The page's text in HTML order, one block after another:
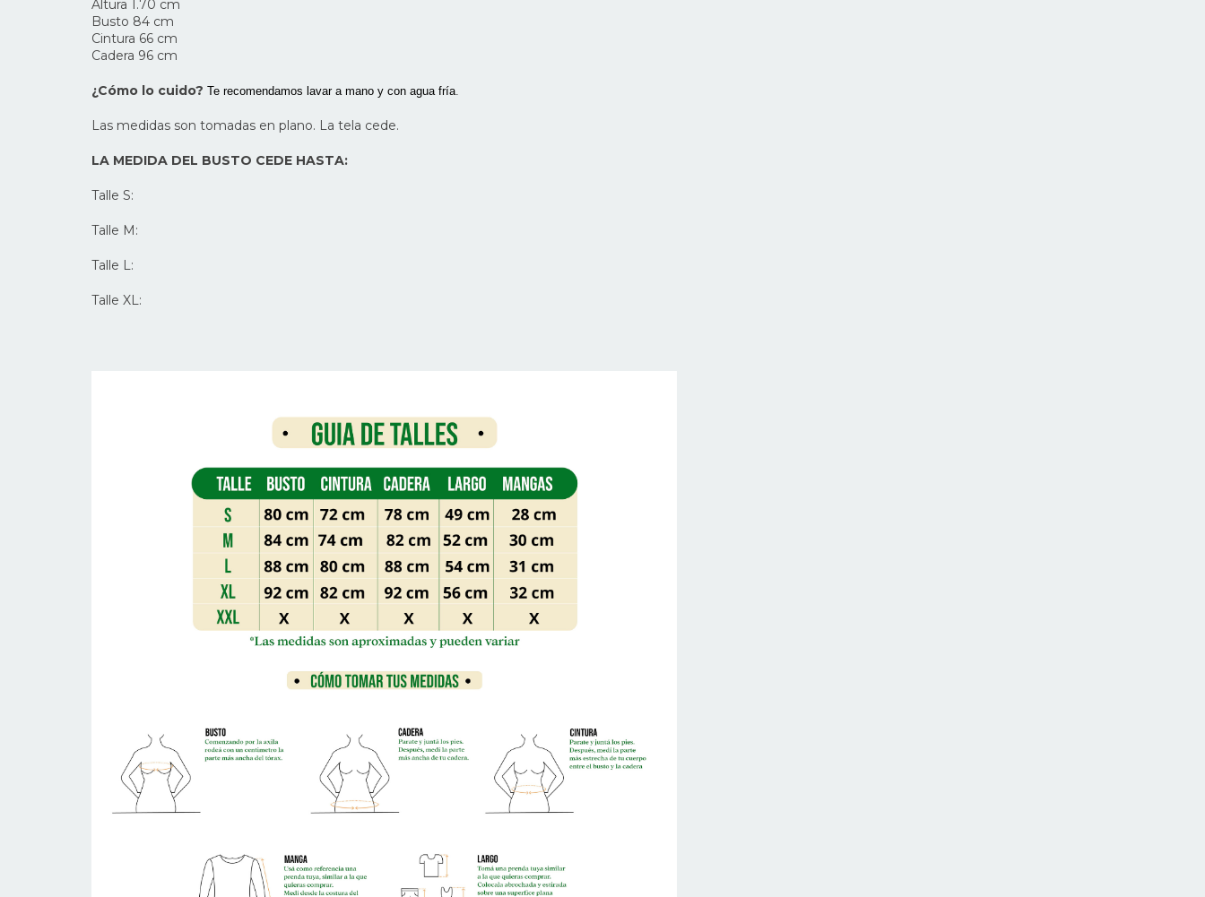
Altura 1.70 cm
Busto 84 cm
Cintura 66 cm
Cadera 96 cm
¿Cómo lo cuido? Te recomendamos lavar a mano y con agua fría
Las medidas son tomadas en plano. La tela cede.
LA MEDIDA DEL BUSTO CEDE HASTA:
Talle S:
Talle M:
Talle L:
Talle XL: